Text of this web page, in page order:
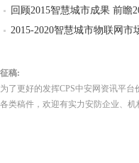
回顾2015智慧城市成果 前瞻
2015-2020智慧城市物联网市
征稿:
为了更好的发挥CPS中安网资讯平
各类稿件，欢迎有实力安防企业、机